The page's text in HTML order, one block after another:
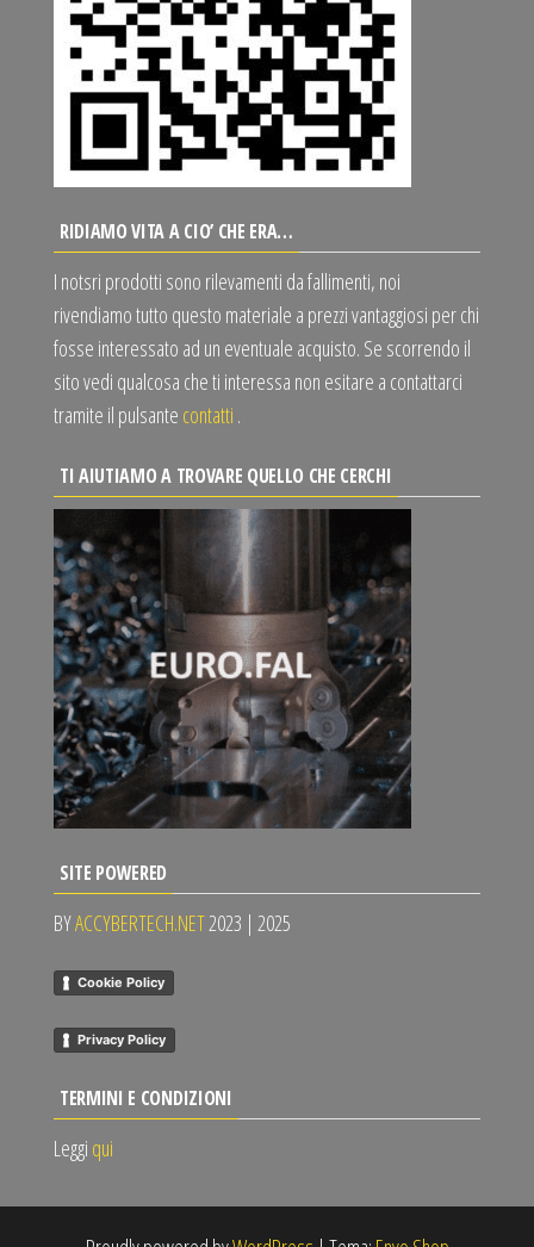
RIDIAMO VITA A CIO’ CHE ERA…
I notsri prodotti sono rilevamenti da fallimenti, noi
rivendiamo tutto questo materiale a prezzi vantaggiosi per chi
fosse interessato ad un eventuale acquisto. Se scorrendo il
sito vedi qualcosa che ti interessa non esitare a contattarci
tramite il pulsante contatti .
TI AIUTIAMO A TROVARE QUELLO CHE CERCHI
SITE POWERED
BYACCYBERTECH.NET2023 | 2025
Cookie Policy
Privacy Policy
TERMINI E CONDIZIONI
Leggi qui